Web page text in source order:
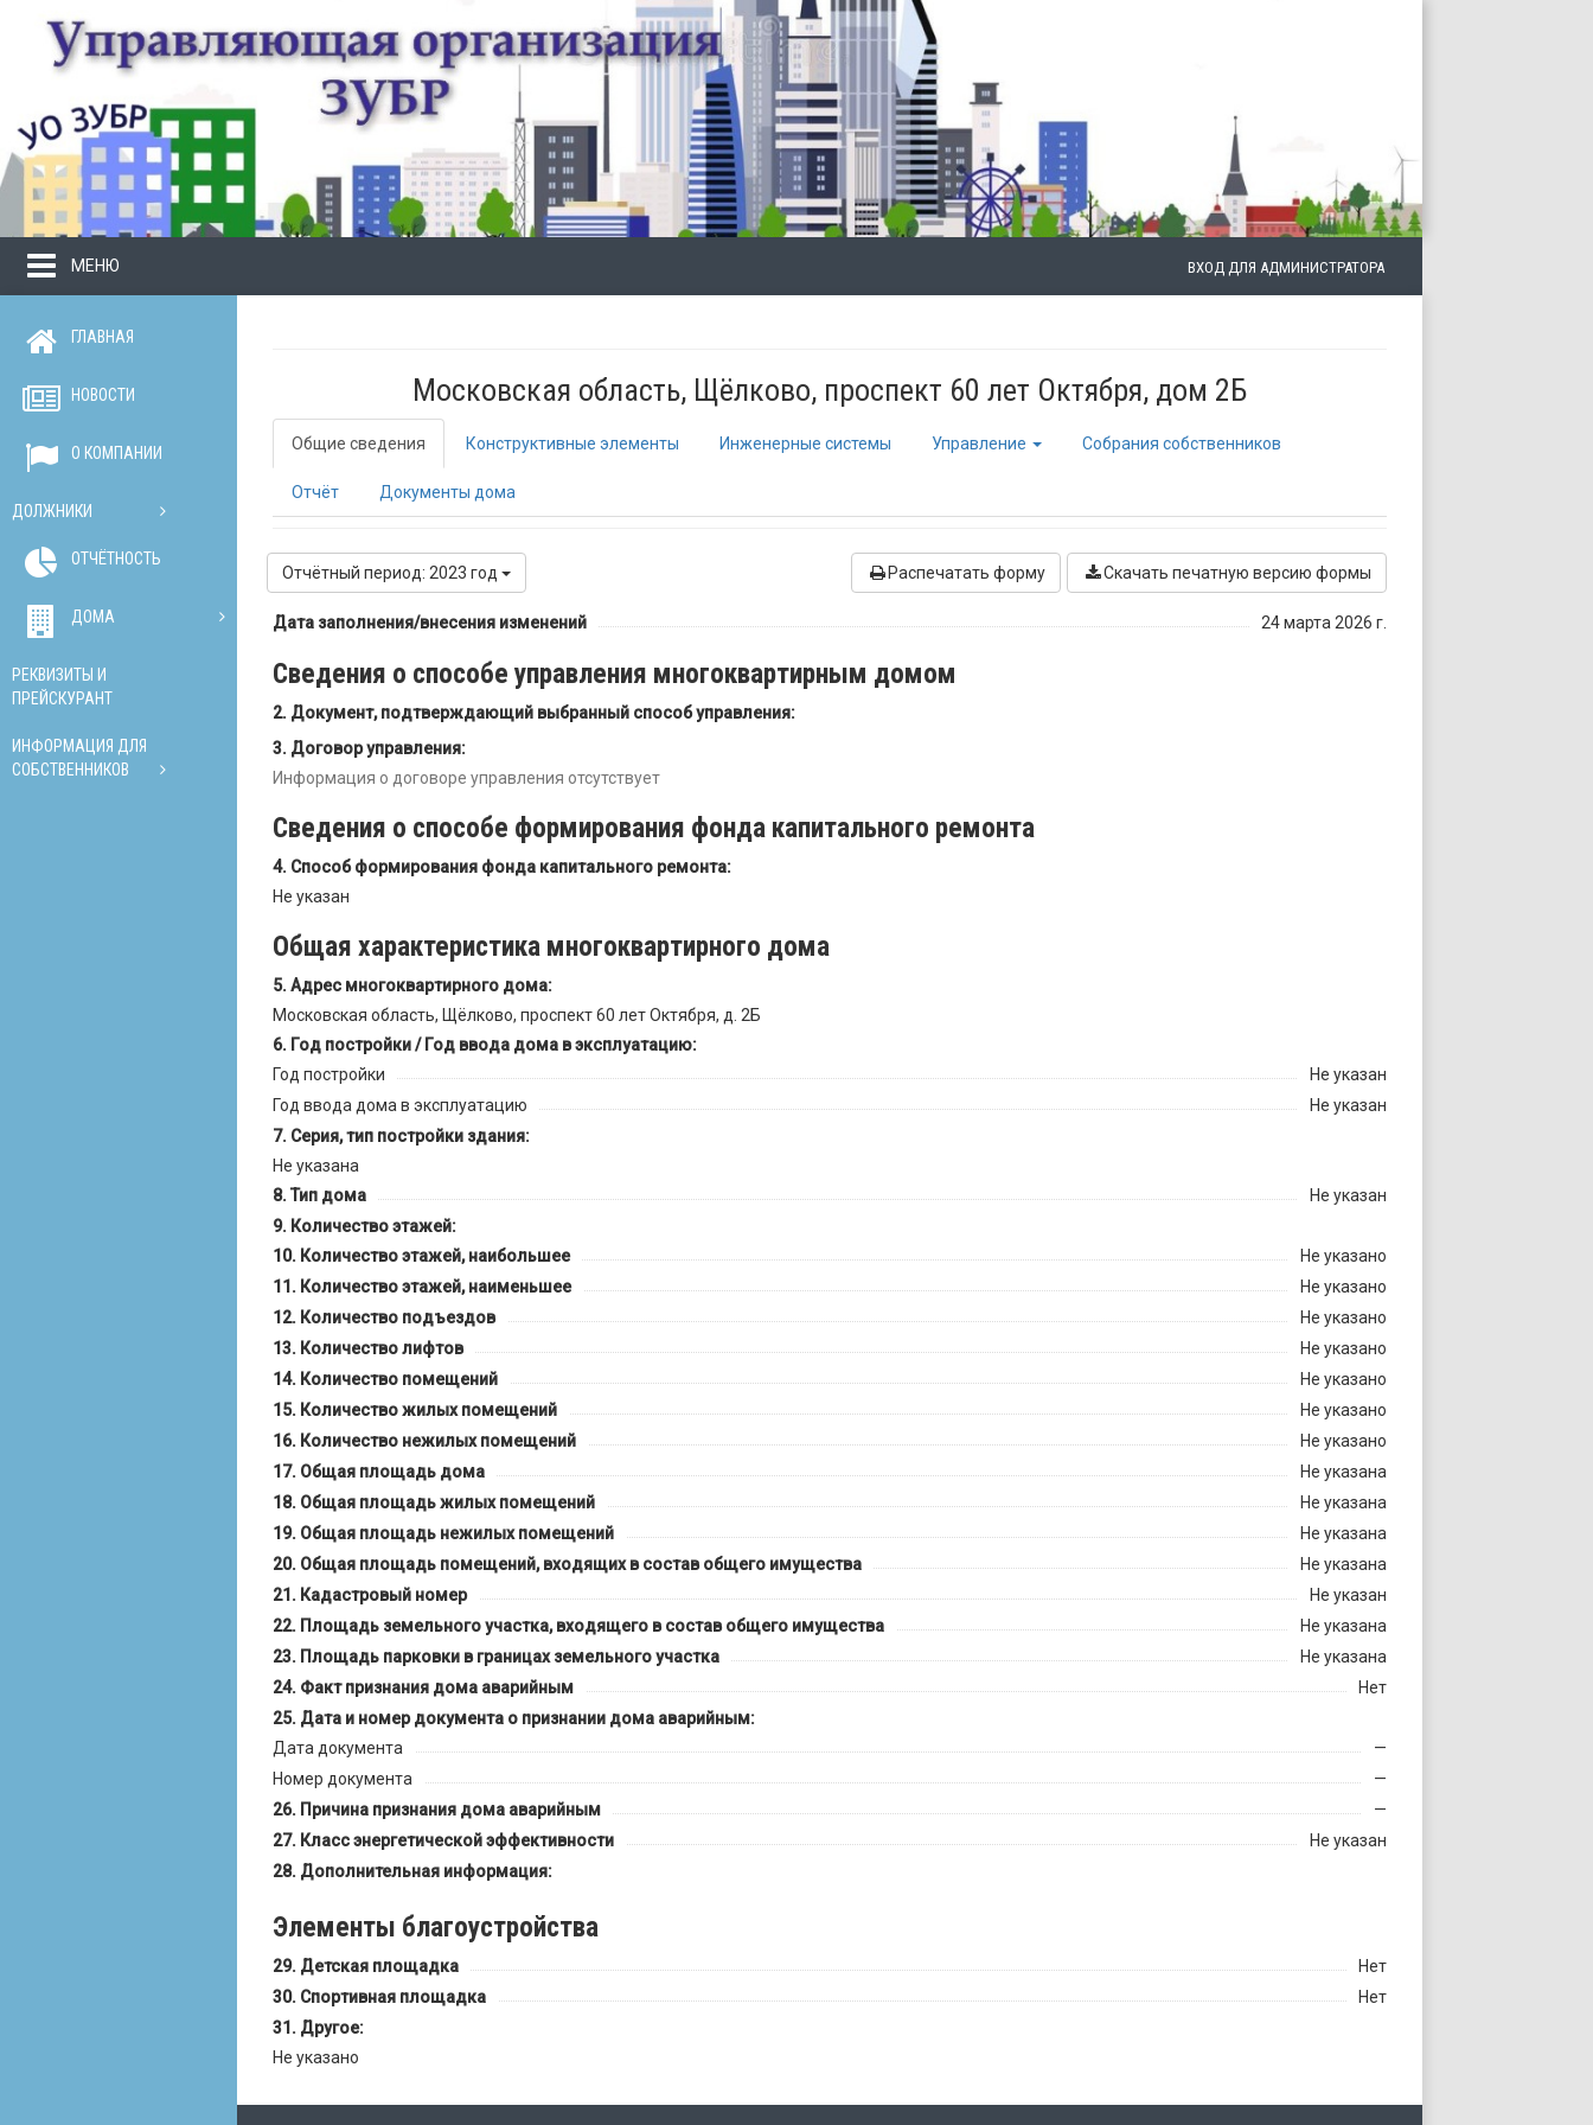
МЕНЮ ВХОД ДЛЯ АДМИНИСТРАТОРА
ГЛАВНАЯ
НОВОСТИ
О КОМПАНИИ
ДОЛЖНИКИ
ОТЧЁТНОСТЬ
ДОМА
РЕКВИЗИТЫ И
ПРЕЙСКУРАНТ
ИНФОРМАЦИЯ ДЛЯ
СОБСТВЕННИКОВ
Московская область, Щёлково, проспект 60 лет Октября, дом 2Б
Общие сведения Конструктивные элементы Инженерные системы Управление Собрания собственников
Отчёт Документы дома
Отчётный период: 2023 год Распечатать форму Скачать печатную версию формы
Дата заполнения/внесения изменений 24 марта 2026 г.
Сведения о способе управления многоквартирным домом
Документ, подтверждающий выбранный способ управления:
Договор управления:
Информация о договоре управления отсутствует
Сведения о способе формирования фонда капитального ремонта
Способ формирования фонда капитального ремонта:
Не указан
Общая характеристика многоквартирного дома
Адрес многоквартирного дома:
Московская область, Щёлково, проспект 60 лет Октября, д. 2Б
Год постройки / Год ввода дома в эксплуатацию:
Год постройки
Не указан
Год ввода дома в эксплуатацию
Не указан
Серия, тип постройки здания:
Не указана
Тип дома
Не указан
Количество этажей:
Количество этажей, наибольшее
Не указано
Количество этажей, наименьшее
Не указано
Количество подъездов
Не указано
Количество лифтов
Не указано
Количество помещений
Не указано
Количество жилых помещений
Не указано
Количество нежилых помещений
Не указано
Общая площадь дома
Не указана
Общая площадь жилых помещений
Не указана
Общая площадь нежилых помещений
Не указана
Общая площадь помещений, входящих в состав общего имущества
Не указана
Кадастровый номер
Не указан
Площадь земельного участка, входящего в состав общего имущества
Не указана
Площадь парковки в границах земельного участка
Не указана
Факт признания дома аварийным
Нет
Дата и номер документа о признании дома аварийным:
Дата документа
—
Номер документа
—
Причина признания дома аварийным
—
Класс энергетической эффективности
Не указан
Дополнительная информация:
Элементы благоустройства
Детская площадка
Нет
Спортивная площадка
Нет
Другое:
Не указано